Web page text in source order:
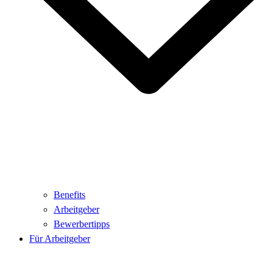
Benefits
Arbeitgeber
Bewerbertipps
Für Arbeitgeber